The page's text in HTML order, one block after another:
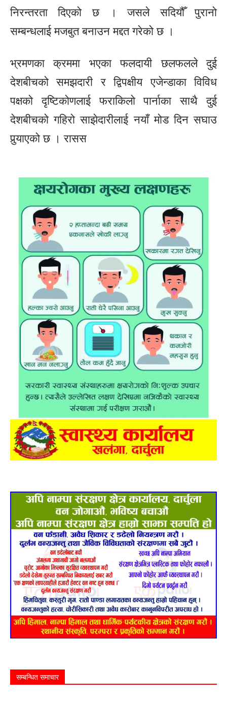
निरन्तरता दिएको छ । जसले सदियौँ पुरानो
सम्बन्धलाई मजबुत बनाउन मद्दत गरेको छ ।
भ्रमणका क्रममा भएका फलदायी छलफलले दुई
देशबीचको समझदारी र द्विपक्षीय एजेन्डाका विविध
पक्षको दृष्टिकोणलाई फराकिलो पार्नाका साथै दुई
देशबीचको गहिरो साझेदारीलाई नयाँ मोड दिन सघाउ
पुर्‍याएको छ । रासस
सम्बन्धित समाचार